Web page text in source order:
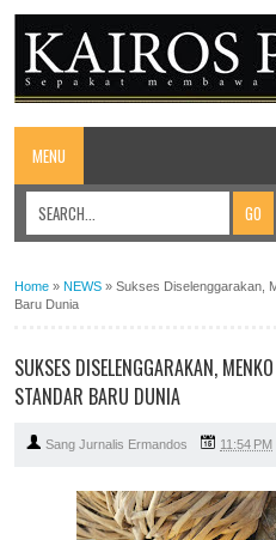
MENU
Home » NEWS » Sukses Diselenggarakan,
Baru Dunia
SUKSES DISELENGGARAKAN,
STANDAR BARU DUNIA
Sang Jurnalis Ermandos 11:54 PM